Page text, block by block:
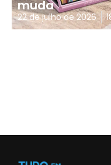
muda
22 de julho de 2026